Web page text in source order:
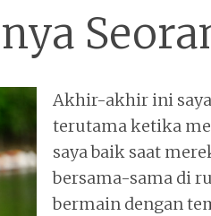
Akhir-akhir ini
terutama ketika
saya baik saat
bersama-sama di
bermain dengan